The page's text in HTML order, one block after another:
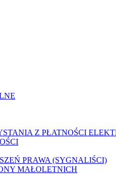
Z PŁATNOŚCI
PRAWA (SYGNALIŚCI)
MAŁOLETNICH